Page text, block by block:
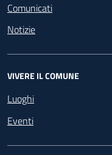
Comunicati
Notizie
VIVERE IL COMUNE
Luoghi
Eventi